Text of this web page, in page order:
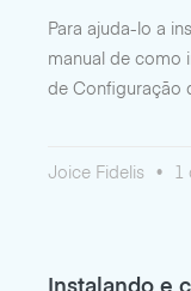
Para ajuda-lo a
manual de como
de Configuração
Joice Fidelis 1